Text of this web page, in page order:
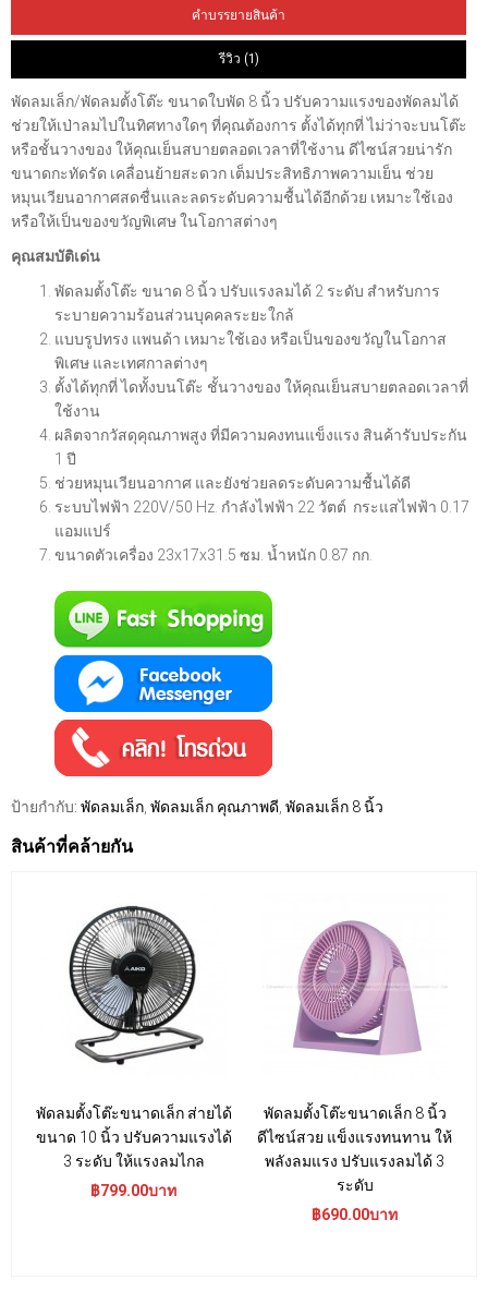
คำบรรยายสินค้า
รีวิว (1)
พัดลมเล็ก/พัดลมตั้งโต๊ะ ขนาดใบพัด 8 นิ้ว ปรับความแรงของพัดลมได้
ช่วยให้เป่าลมไปในทิศทางใดๆ ที่คุณต้องการ ตั้งได้ทุกที่ ไม่ว่าจะบนโต๊ะ
หรือชั้นวางของ ให้คุณเย็นสบายตลอดเวลาที่ใช้งาน ดีไซน์สวยน่ารัก
ขนาดกะทัดรัด เคลื่อนย้ายสะดวก เต็มประสิทธิภาพความเย็น ช่วย
หมุนเวียนอากาศสดชื่นและลดระดับความชื้นได้อีกด้วย เหมาะใช้เอง
หรือให้เป็นของขวัญพิเศษ ในโอกาสต่างๆ
คุณสมบัติเด่น
พัดลมตั้งโต๊ะ ขนาด 8 นิ้ว ปรับแรงลมได้ 2 ระดับ สำหรับการ
ระบายความร้อนส่วนบุคคลระยะใกล้
แบบรูปทรง แพนด้า เหมาะใช้เอง หรือเป็นของขวัญในโอกาส
พิเศษ และเทศกาลต่างๆ
ตั้งได้ทุกที่ ไดทั้งบนโต๊ะ ชั้นวางของ ให้คุณเย็นสบายตลอดเวลาที่
ใช้งาน
ผลิตจากวัสดุคุณภาพสูง ที่มีความคงทนแข็งแรง สินค้ารับประกัน
1 ปี
ช่วยหมุนเวียนอากาศ และยังช่วยลดระดับความชื้นได้ดี
ระบบไฟฟ้า 220V/50 Hz. กำลังไฟฟ้า 22 วัตต์ กระแสไฟฟ้า 0.17
แอมแปร์
ขนาดตัวเครื่อง 23x17x31.5 ซม. น้ำหนัก 0.87 กก.
ป้ายกำกับ: พัดลมเล็ก พัดลมเล็ก คุณภาพดี พัดลมเล็ก 8 นิ้ว
สินค้าที่คล้ายกัน
พัดลมตั้งโต๊ะขนาดเล็ก ส่ายได้
ขนาด 10 นิ้ว ปรับความแรงได้
3 ระดับ ให้แรงลมไกล
฿799.00บาท
พัดลมตั้งโต๊ะขนาดเล็ก 8 นิ้ว
ดีไซน์สวย แข็งแรงทนทาน ให้
พลังลมแรง ปรับแรงลมได้ 3
ระดับ
฿690.00บาท